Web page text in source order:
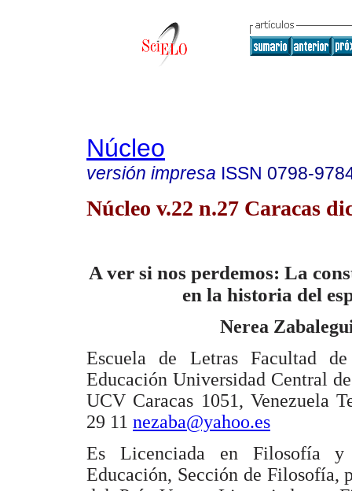
Núcleo
versión impresa ISSN 0798-
Núcleo v.22 n.27 Caracas
A ver si nos perdemos: La
en la historia del
Nerea
Escuela de Letras Facultad
Educación Universidad Central
UCV Caracas 1051, Venezuela
29 11 nezaba@yahoo.es
Es Licenciada en Filosofía
Educación, Sección de Filosofía,